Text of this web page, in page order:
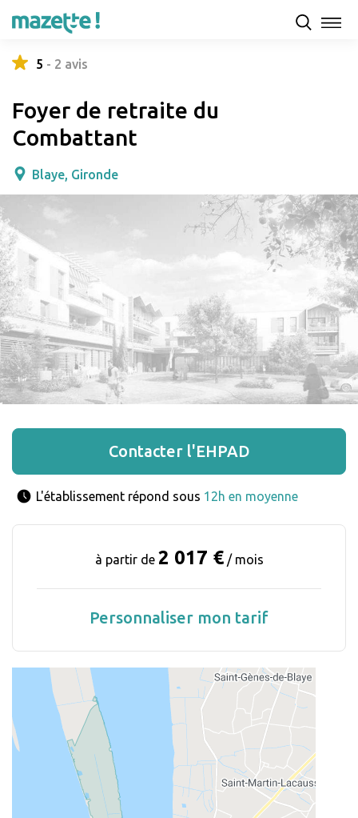
5 - 2 avis
Foyer de retraite du
Combattant
Blaye, Gironde
Contacter l'EHPAD
L'établissement répond sous 12h en moyenne
à partir de 2 017 €/ mois
Personnaliser mon tarif